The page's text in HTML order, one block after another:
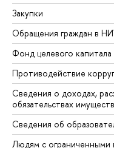
Закупки
Обращения граждан в
Фонд целевого капитала
Противодействие
Сведения о доходах,
обязательствах
Сведения об
Людям с ограниченными